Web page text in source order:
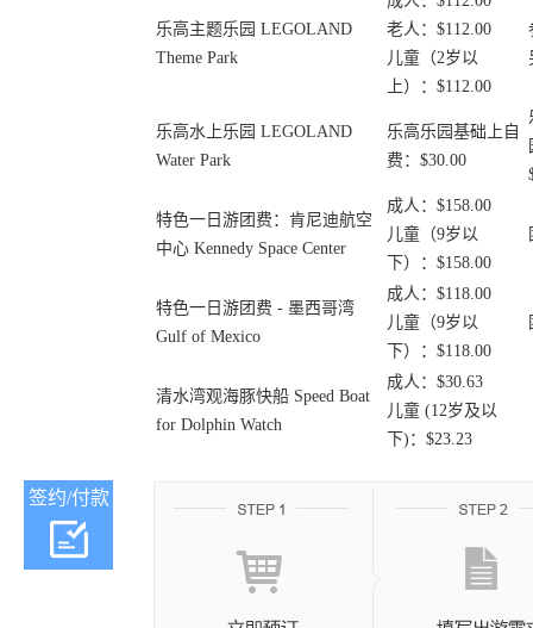
乐高主题乐园 LEGOLAND
Theme Park
老人：$112.00
儿童（2岁以
上）：$112.00
乐高水上乐园 LEGOLAND
Water Park
乐高乐园基础上自
费：$30.00
特色一日游团费：肯尼迪航空
中心 Kennedy Space Center
成人：$158.00
儿童（9岁以
下）：$158.00
特色一日游团费 - 墨西哥湾
Gulf of Mexico
成人：$118.00
儿童（9岁以
下）：$118.00
清水湾观海豚快船 Speed Boat
for Dolphin Watch
成人：$30.63
儿童 (12岁及以
下)：$23.23
签约/付款